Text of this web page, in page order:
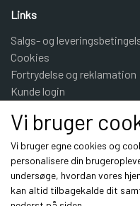
Links
Salgs- og
Cookies
Fortrydelse og reklamation
Kunde login
Kontakt
Sociale medier
Vi bruger
Vi bruger egne cookies og
personalisere din
undersøge, hvordan vores
kan altid tilbagekalde dit